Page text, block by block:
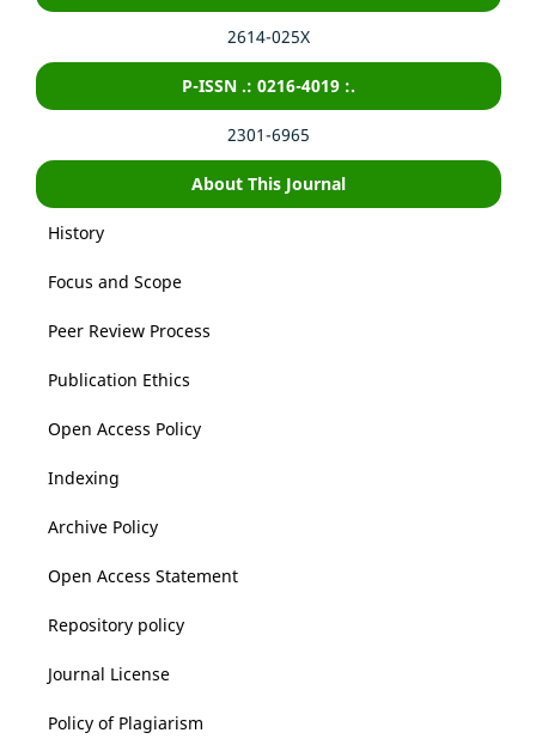
2614-025X
P-ISSN .: 0216-4019 :.
2301-6965
About This Journal
History
Focus and Scope
Peer Review Process
Publication Ethics
Open Access Policy
Indexing
Archive Policy
Open Access Statement
Repository policy
Journal License
Policy of Plagiarism